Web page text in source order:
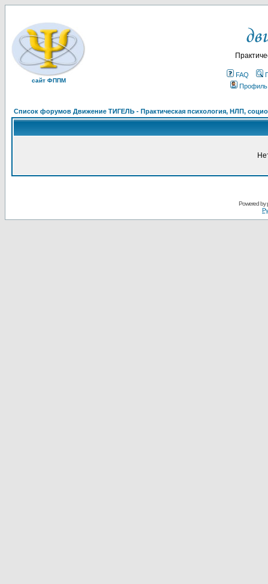
сайт ФППМ
FAQ
Профиль
Список форумов Движение ТИГЕЛЬ - Практическая психология, НЛП,
Powered by